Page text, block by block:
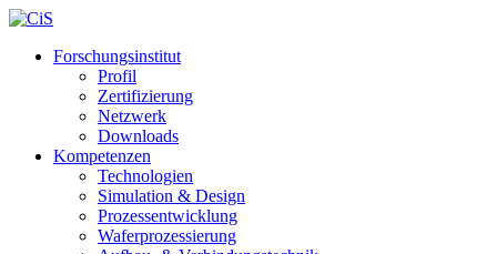
Forschungsinstitut
Profil
Zertifizierung
Netzwerk
Downloads
Kompetenzen
Technologien
Simulation & Design
Prozessentwicklung
Waferprozessierung